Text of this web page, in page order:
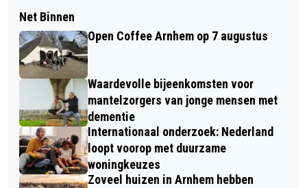
Net Binnen
Open Coffee Arnhem op 7 augustus
Waardevolle bijeenkomsten voor
mantelzorgers van jonge mensen met
dementie
Internationaal onderzoek: Nederland
loopt voorop met duurzame
woningkeuzes
Zoveel huizen in Arnhem hebben